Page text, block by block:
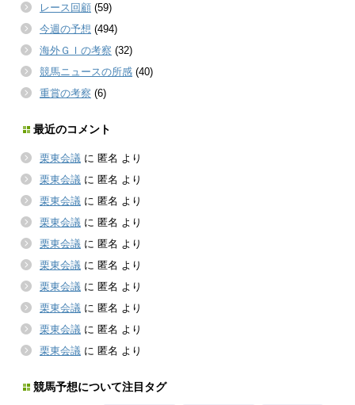
レース回顧 (59)
今週の予想 (494)
海外ＧＩの考察 (32)
競馬ニュースの所感 (40)
重賞の考察 (6)
最近のコメント
栗東会議 に 匿名 より
栗東会議 に 匿名 より
栗東会議 に 匿名 より
栗東会議 に 匿名 より
栗東会議 に 匿名 より
栗東会議 に 匿名 より
栗東会議 に 匿名 より
栗東会議 に 匿名 より
栗東会議 に 匿名 より
栗東会議 に 匿名 より
競馬予想について注目タグ